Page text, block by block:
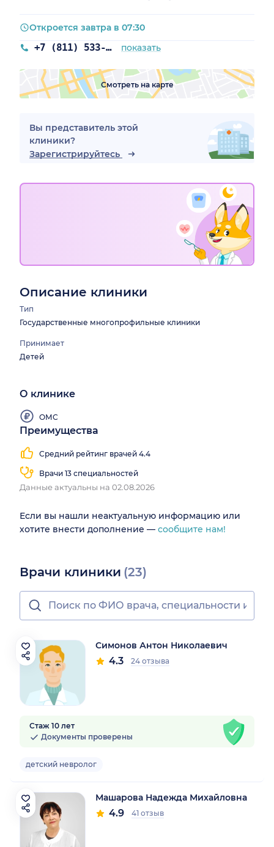
+7 (811) 533-05-48 показать
Откроется завтра в 07:30
Смотреть на карте
Вы представитель этой
клиники?
Зарегистрируйтесь
Описание клиники
Тип
Государственные многопрофильные клиники
Принимает
Детей
О клинике
ОМС
Преимущества
Средний рейтинг врачей 4.4
Врачи 13 специальностей
Данные актуальны на 02.08.2026
Если вы нашли неактуальную информацию или
хотите внести дополнение — сообщите нам!
Врачи клиники (23)
Симонов Антон Николаевич
4.3 24 отзыва
Стаж 10 лет
Документы проверены
детский невролог
Машарова Надежда Михайловна
4.9 41 отзыв